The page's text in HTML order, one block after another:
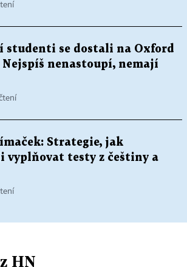
studenti se dostali na Oxford
Nejspíš nenastoupí, nemají
Strategie, jak
vyplňovat testy z češtiny a
HN